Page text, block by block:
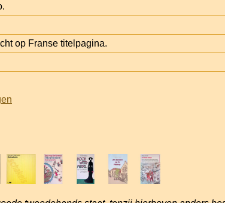
op Franse titelpagina.